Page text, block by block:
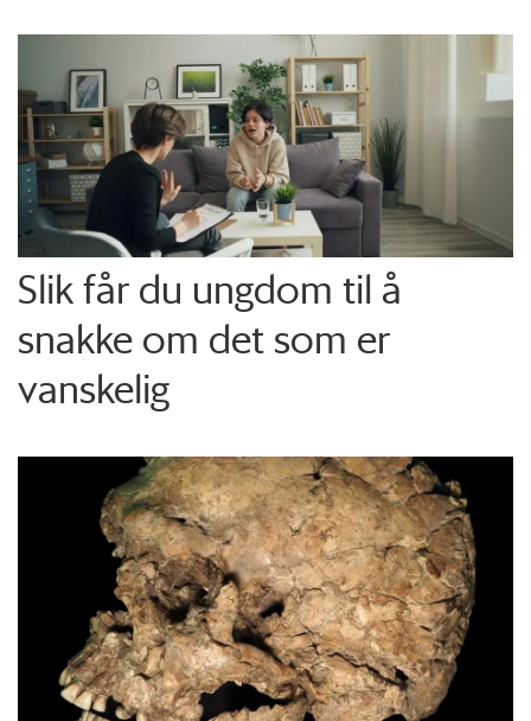
Slik får du ungdom til å
snakke om det som er
vanskelig